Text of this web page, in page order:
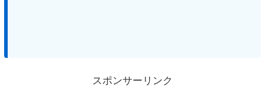
スポンサーリンク